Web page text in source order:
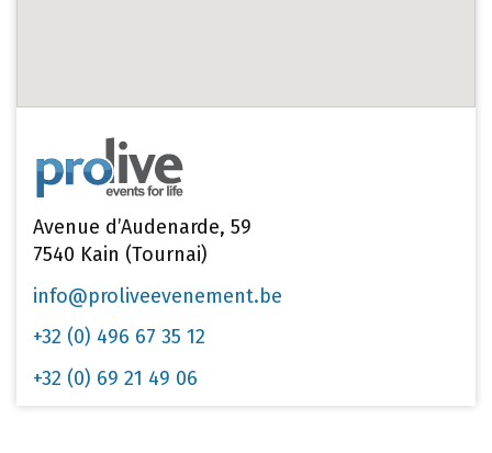
Avenue d’Audenarde, 59
7540 Kain (Tournai)
info@proliveevenement.be
+32 (0) 496 67 35 12
+32 (0) 69 21 49 06